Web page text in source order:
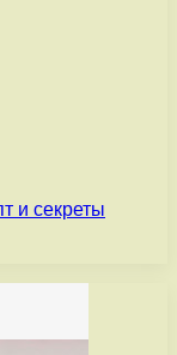
и секреты